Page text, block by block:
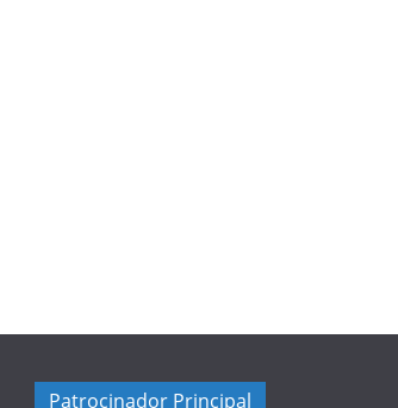
Patrocinador Principal